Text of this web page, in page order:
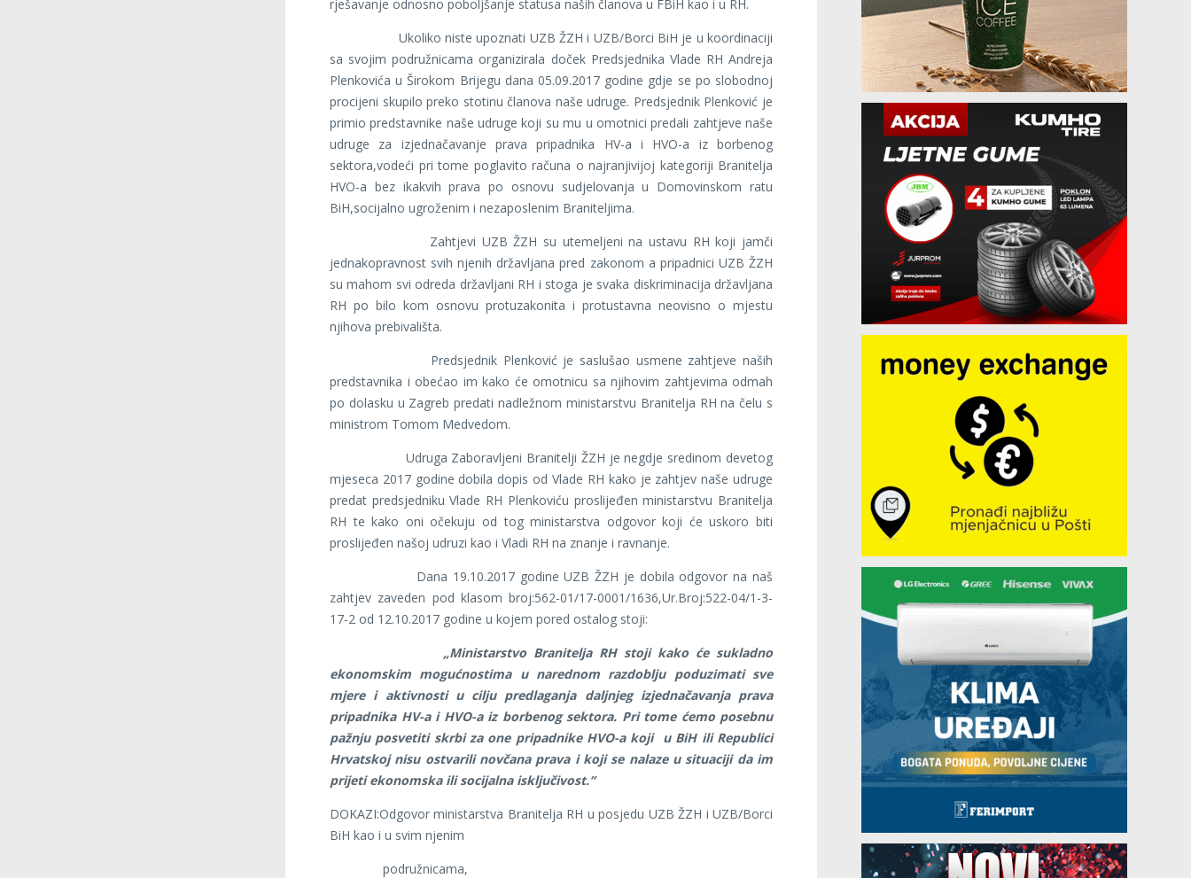
rješavanje odnosno poboljšanje statusa naših članova u FBiH kao i u RH.
Ukoliko niste upoznati UZB ŽZH i UZB/Borci BiH je u koordinaciji
sa svojim podružnicama organizirala doček Predsjednika Vlade RH Andreja
Plenkovića u Širokom Brijegu dana 05.09.2017 godine gdje se po slobodnoj
procijeni skupilo preko stotinu članova naše udruge. Predsjednik Plenković je
primio predstavnike naše udruge koji su mu u omotnici predali zahtjeve naše
udruge za izjednačavanje prava pripadnika HV-a i HVO-a iz borbenog
sektora,vodeći pri tome poglavito računa o najranjivijoj kategoriji Branitelja
HVO-a bez ikakvih prava po osnovu sudjelovanja u Domovinskom ratu
BiH,socijalno ugroženim i nezaposlenim Braniteljima.
Zahtjevi UZB ŽZH su utemeljeni na ustavu RH koji jamči
jednakopravnost svih njenih državljana pred zakonom a pripadnici UZB ŽZH
su mahom svi odreda državljani RH i stoga je svaka diskriminacija državljana
RH po bilo kom osnovu protuzakonita i protustavna neovisno o mjestu
njihova prebivališta.
Predsjednik Plenković je saslušao usmene zahtjeve naših
predstavnika i obećao im kako će omotnicu sa njihovim zahtjevima odmah
po dolasku u Zagreb predati nadležnom ministarstvu Branitelja RH na čelu s
ministrom Tomom Medvedom.
Udruga Zaboravljeni Branitelji ŽZH je negdje sredinom devetog
mjeseca 2017 godine dobila dopis od Vlade RH kako je zahtjev naše udruge
predat predsjedniku Vlade RH Plenkoviću proslijeđen ministarstvu Branitelja
RH te kako oni očekuju od tog ministarstva odgovor koji će uskoro biti
proslijeđen našoj udruzi kao i Vladi RH na znanje i ravnanje.
Dana 19.10.2017 godine UZB ŽZH je dobila odgovor na naš
zahtjev zaveden pod klasom broj:562-01/17-0001/1636,Ur.Broj:522-04/1-3-
17-2 od 12.10.2017 godine u kojem pored ostalog stoji:
„Ministarstvo Branitelja RH stoji kako će sukladno
ekonomskim mogućnostima u narednom razdoblju poduzimati sve
mjere i aktivnosti u cilju predlaganja daljnjeg izjednačavanja prava
pripadnika HV-a i HVO-a iz borbenog sektora. Pri tome ćemo posebnu
pažnju posvetiti skrbi za one pripadnike HVO-a koji u BiH ili Republici
Hrvatskoj nisu ostvarili novčana prava i koji se nalaze u situaciji da im
prijeti ekonomska ili socijalna isključivost.“
DOKAZI:Odgovor ministarstva Branitelja RH u posjedu UZB ŽZH i UZB/Borci
BiH kao i u svim njenim
podružnicama,